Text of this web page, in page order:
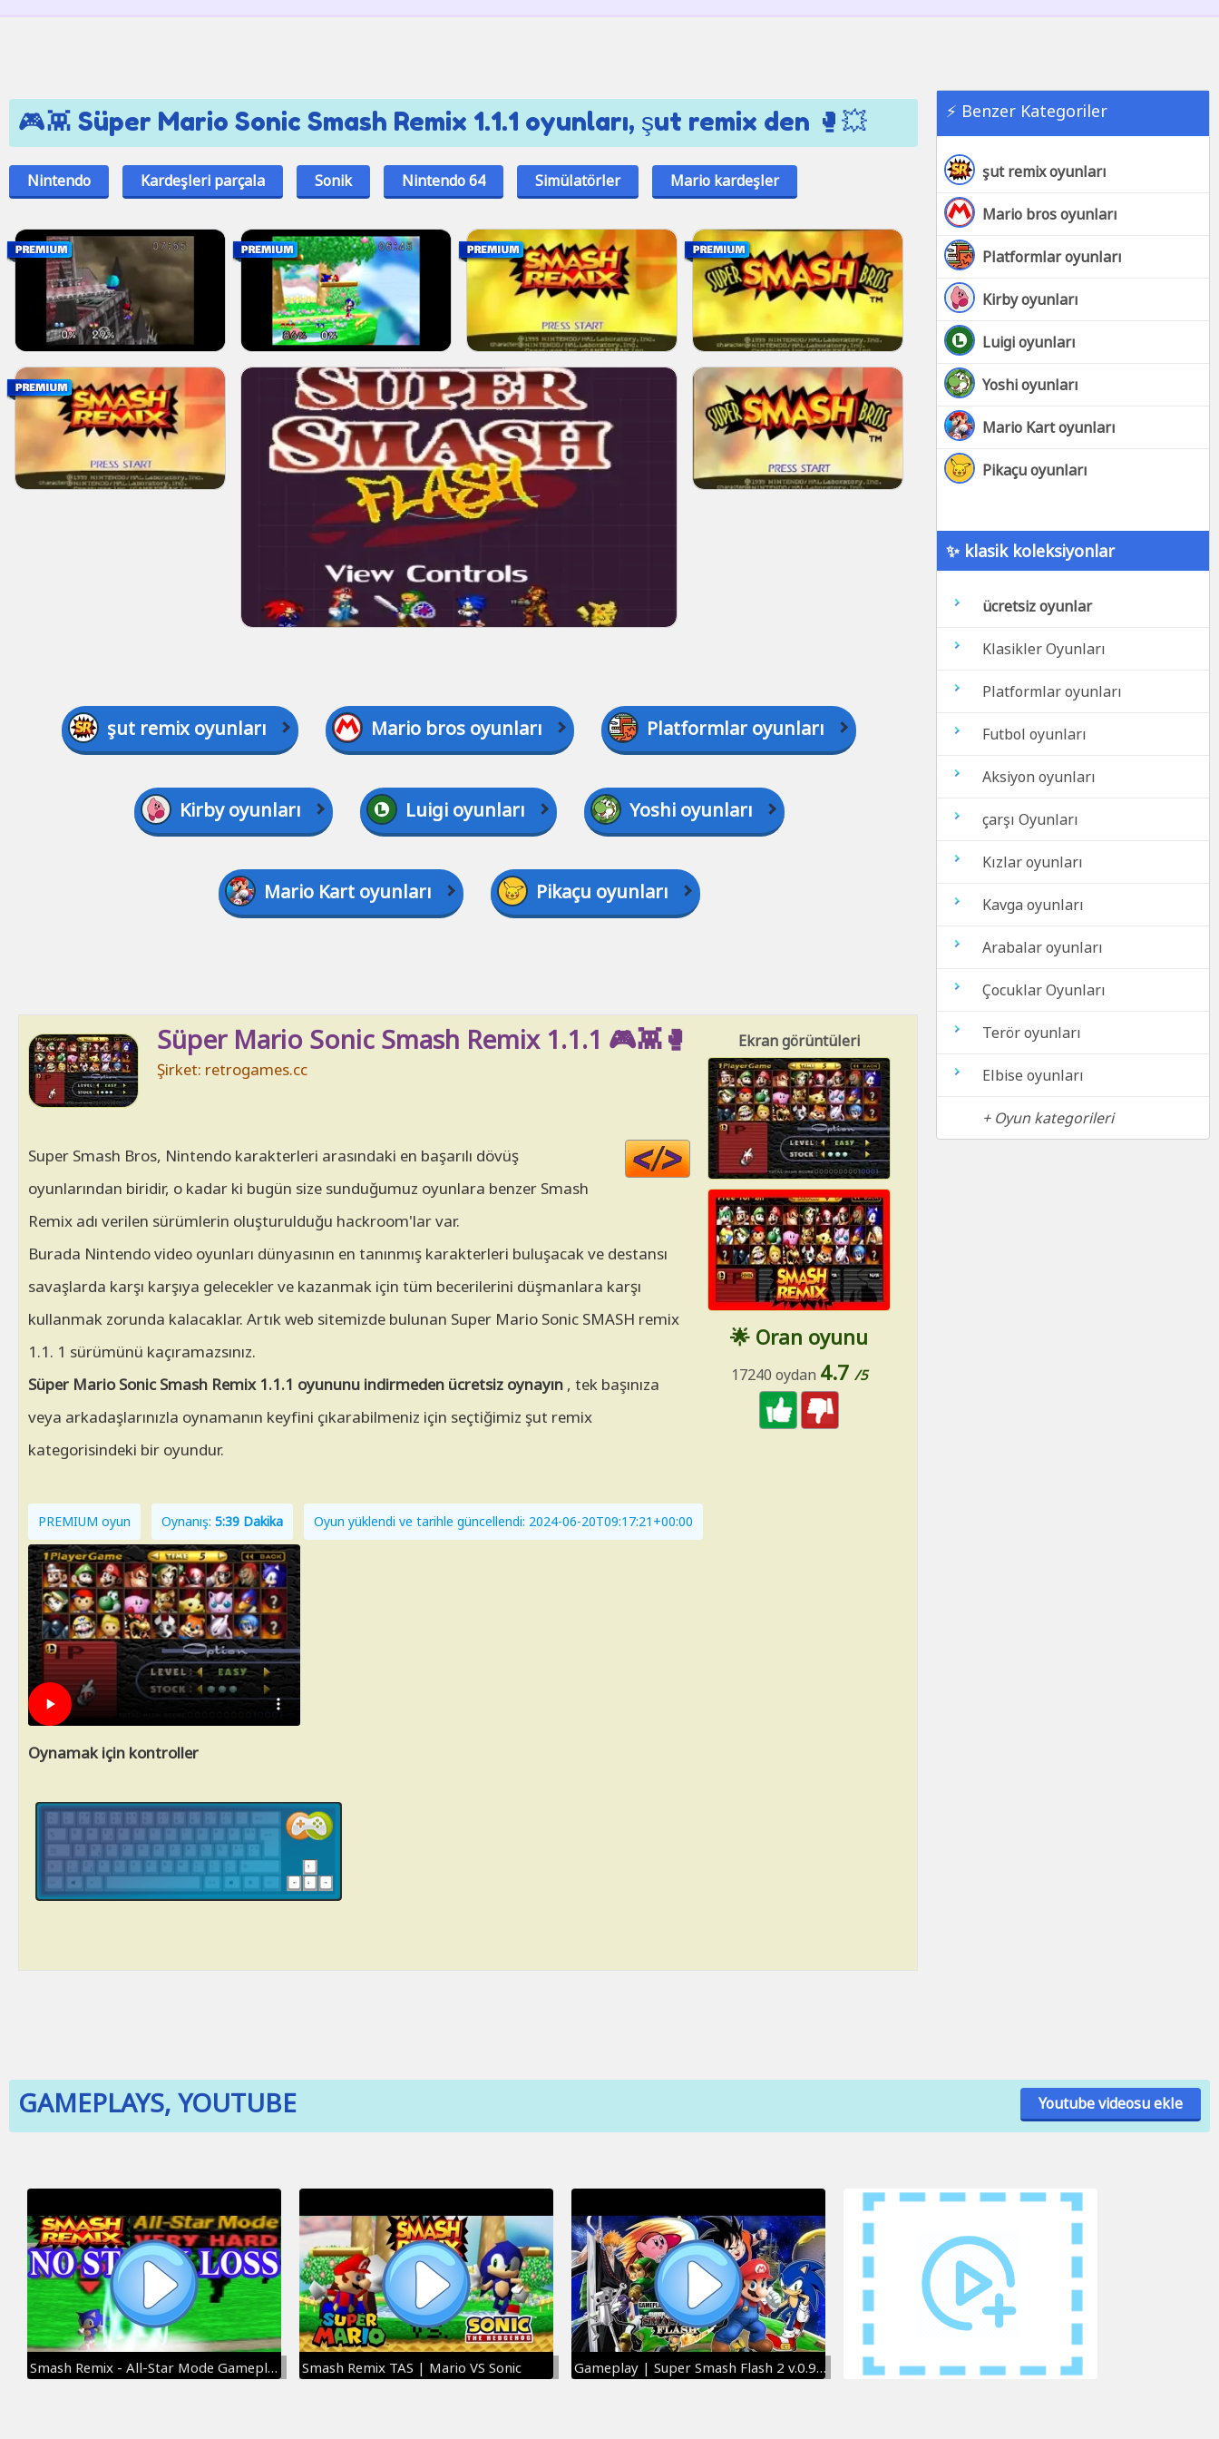
⚡ Benzer Kategoriler
şut remix oyunları
Mario bros oyunları
Platformlar oyunları
Kirby oyunları
Luigi oyunları
Yoshi oyunları
Mario Kart oyunları
Pikaçu oyunları
✨ klasik koleksiyonlar
ücretsiz oyunlar
Klasikler Oyunları
Platformlar oyunları
Futbol oyunları
Aksiyon oyunları
çarşı Oyunları
Kızlar oyunları
Kavga oyunları
Arabalar oyunları
Çocuklar Oyunları
Terör oyunları
Elbise oyunları
+ Oyun kategorileri
🎮👾 Süper Mario Sonic Smash Remix 1.1.1 oyunları, şut remix den 🥊💥
Nintendo Kardeşleri parçala Sonik Nintendo 64 Simülatörler Mario kardeşler
şut remix oyunları Mario bros oyunları Platformlar oyunları
Kirby oyunları Luigi oyunları Yoshi oyunları
Mario Kart oyunları Pikaçu oyunları
Ekran görüntüleri
🌟 Oran oyunu
17240 oydan 4.7 /5
Süper Mario Sonic Smash Remix 1.1.1 🎮👾🥊
Şirket: retrogames.cc
Code
HTML
Super Smash Bros, Nintendo karakterleri arasındaki en başarılı dövüş
oyunlarından biridir, o kadar ki bugün size sunduğumuz oyunlara benzer Smash
Remix adı verilen sürümlerin oluşturulduğu hackroom'lar var.
Burada Nintendo video oyunları dünyasının en tanınmış karakterleri buluşacak ve destansı
savaşlarda karşı karşıya gelecekler ve kazanmak için tüm becerilerini düşmanlara karşı
kullanmak zorunda kalacaklar. Artık web sitemizde bulunan Super Mario Sonic SMASH remix
1.1. 1 sürümünü kaçıramazsınız.
Süper Mario Sonic Smash Remix 1.1.1 oyununu indirmeden ücretsiz oynayın , tek başınıza
veya arkadaşlarınızla oynamanın keyfini çıkarabilmeniz için seçtiğimiz şut remix
kategorisindeki bir oyundur.
PREMIUM oyun Oynanış: 5:39 Dakika Oyun yüklendi ve tarihle güncellendi: 2024-06-20T09:17:21+00:00
Oynamak için kontroller
GAMEPLAYS, YOUTUBE Youtube videosu ekle
Smash Remix - All-Star Mode Gameplay with Sonic (VERY HARD) No stock loss Smash Remix TAS | Mario VS Sonic Gameplay | Super Smash Flash 2 v.0.9b | Primer contacto con Sora, Goku, Mario y cía.